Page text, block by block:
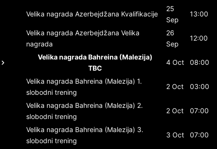
Velika nagrada Azerbejdžana Kvalifikacije
25
Sep
13:00
Velika nagrada Azerbejdžana Velika
nagrada
26
Sep
12:00
Velika nagrada Bahreina (Malezija)
TBC
4 Oct 08:00
Velika nagrada Bahreina (Malezija) 1.
slobodni trening
2 Oct 03:00
Velika nagrada Bahreina (Malezija) 2.
slobodni trening
2 Oct 07:00
Velika nagrada Bahreina (Malezija) 3.
slobodni trening
3 Oct 07:00